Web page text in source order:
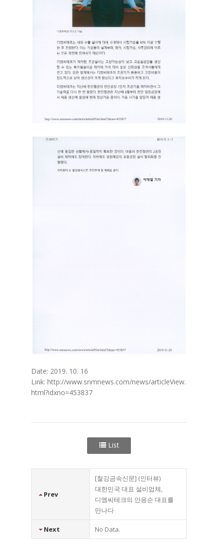
Date: 2019. 10. 16
Link: http://www.snmnews.com/news/articleView.
html?idxno=453837
List
Prev
[철강금속신문] (인터뷰)
대한민국 대표 설비업체,
디엠씨테크의 안응순 대표를
만나다
Next No Data.